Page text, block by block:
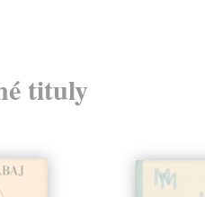
tituly